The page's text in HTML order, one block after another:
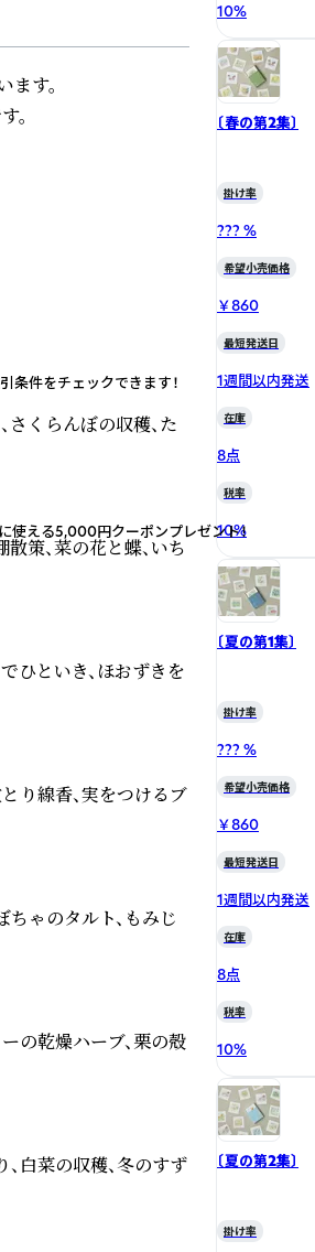
す。
。
さくらんぼの収穫、た
策、菜の花と蝶、いち
ひといき、ほおずきを
り線香、実をつけるブ
ちゃのタルト、もみじ
の乾燥ハーブ、栗の殻
白菜の収穫、冬のすず
10%
〔春の第2集〕
掛け率
??? %
希望小売価格
￥860
最短発送日
1週間以内発送
在庫
8点
税率
10%
〔夏の第1集〕
掛け率
??? %
希望小売価格
￥860
最短発送日
1週間以内発送
在庫
8点
税率
10%
〔夏の第2集〕
掛け率
条件をチェックできます！
使える5,000円クーポンプレゼント！